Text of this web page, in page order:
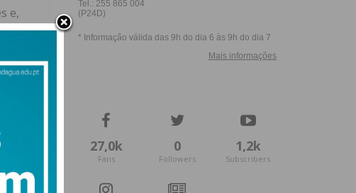
e,
27,0k
Fans
0
Followers
1,2k
Subscribers